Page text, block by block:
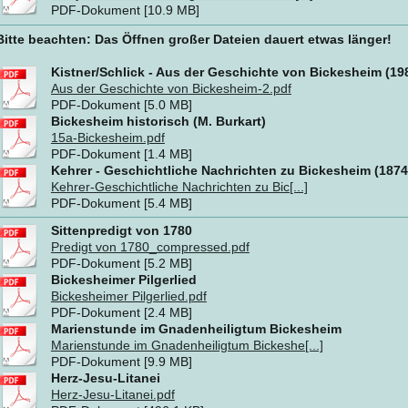
PDF-Dokument [10.9 MB]
beachten: Das Öffnen großer Dateien dauert etwas länger!
Kistner/Schlick - Aus der Geschichte von Bickesheim
Aus der Geschichte von Bickesheim-2.pdf
PDF-Dokument [5.0 MB]
Bickesheim historisch (M. Burkart)
15a-Bickesheim.pdf
PDF-Dokument [1.4 MB]
Kehrer - Geschichtliche Nachrichten zu Bickesheim
Kehrer-Geschichtliche Nachrichten zu Bic[...]
PDF-Dokument [5.4 MB]
Sittenpredigt von 1780
Predigt von 1780_compressed.pdf
PDF-Dokument [5.2 MB]
Bickesheimer Pilgerlied
Bickesheimer Pilgerlied.pdf
PDF-Dokument [2.4 MB]
Marienstunde im Gnadenheiligtum Bickesheim
Marienstunde im Gnadenheiligtum Bickeshe[...]
PDF-Dokument [9.9 MB]
Herz-Jesu-Litanei
Herz-Jesu-Litanei.pdf